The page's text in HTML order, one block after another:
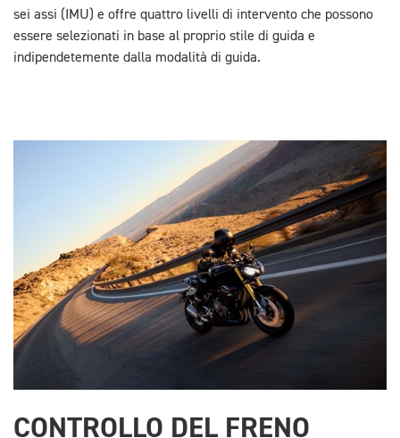
sei assi (IMU) e offre quattro livelli di intervento che possono
essere selezionati in base al proprio stile di guida e
indipendetemente dalla modalità di guida.
CONTROLLO DEL FRENO